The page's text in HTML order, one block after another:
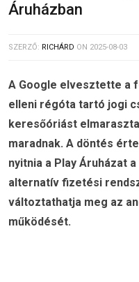
Áruházban
SZERZŐ: RICHÁRD ON 2025-08-03
A Google elvesztette a
elleni régóta tartó jogi
keresőóriást
maradnak. A döntés
nyitnia a Play Áruházat
alternatív fizetési
változtathatja meg az
működését.